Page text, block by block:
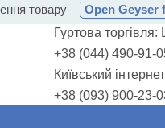
товару Open Geyser
Гуртова
+38 (044) 490-91-
Київський
+38 (093) 900-23-